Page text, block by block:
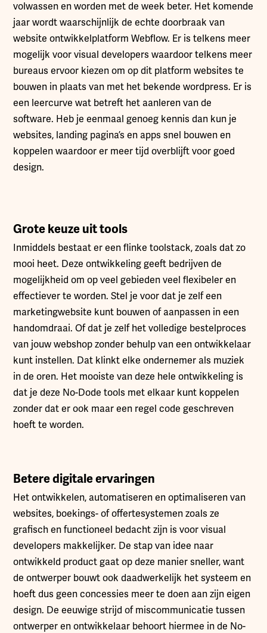
volwassen en worden met de week beter. Het komende
jaar wordt waarschijnlijk de echte doorbraak van
website ontwikkelplatform Webflow. Er is telkens meer
mogelijk voor visual developers waardoor telkens meer
bureaus ervoor kiezen om op dit platform websites te
bouwen in plaats van met het bekende wordpress. Er is
een leercurve wat betreft het aanleren van de
software. Heb je eenmaal genoeg kennis dan kun je
websites, landing pagina’s en apps snel bouwen en
koppelen waardoor er meer tijd overblijft voor goed
design.
Grote keuze uit tools
Inmiddels bestaat er een flinke toolstack, zoals dat zo
mooi heet. Deze ontwikkeling geeft bedrijven de
mogelijkheid om op veel gebieden veel flexibeler en
effectiever te worden. Stel je voor dat je zelf een
marketingwebsite kunt bouwen of aanpassen in een
handomdraai. Of dat je zelf het volledige bestelproces
van jouw webshop zonder behulp van een ontwikkelaar
kunt instellen. Dat klinkt elke ondernemer als muziek
in de oren. Het mooiste van deze hele ontwikkeling is
dat je deze No-Dode tools met elkaar kunt koppelen
zonder dat er ook maar een regel code geschreven
hoeft te worden.
Betere digitale ervaringen
Het ontwikkelen, automatiseren en optimaliseren van
websites, boekings- of offertesystemen zoals ze
grafisch en functioneel bedacht zijn is voor visual
developers makkelijker. De stap van idee naar
ontwikkeld product gaat op deze manier sneller, want
de ontwerper bouwt ook daadwerkelijk het systeem en
hoeft dus geen concessies meer te doen aan zijn eigen
design. De eeuwige strijd of miscommunicatie tussen
ontwerper en ontwikkelaar behoort hiermee in de No-